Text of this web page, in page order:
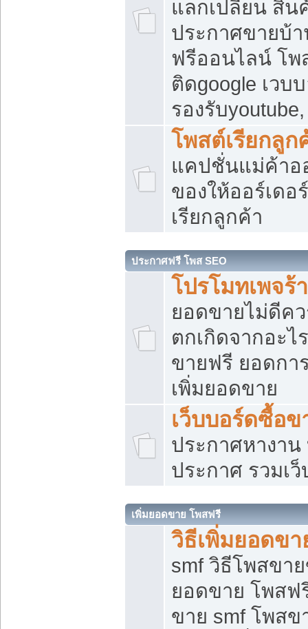
แลกเปลี่ยน สิน
ประกาศขายบ้
ฟรีออนไลน์ โพ
ติดgoogle เวบ
รองรับ
โพสต์เรียกลูก
แคปชั่นแม่ค้าอ
ของให้ออร์เดอ
เรียกลูกค้า
ประกาศฟรี โพส SEO
โปรโมทเพจร้
ยอดขายไม่ดีค
ตกเกิดจากอะไ
ขายฟรี ยอดกา
เพิ่มยอดขาย
เว็บบอร์ดซื้อข
ประกาศหางาน
ประกาศ รวมเ
เพิ่มยอดขาย โพสฟรี
วิธีเพิ่มยอดข
smf วิธีโพสขา
ยอดขาย โพสฟ
ขาย smf โพส